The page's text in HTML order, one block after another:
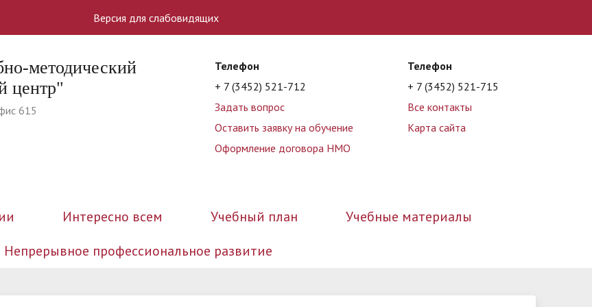
Версия для слабовидящих
методический
центр"
615
Телефон
+ 7 (3452) 521-712
Задать вопрос
Оставить заявку на обучение
Оформление договора НМО
Телефон
+ 7 (3452) 521-715
Все контакты
Карта сайта
Интересно всем Учебный план Учебные материалы
Непрерывное профессиональное развитие